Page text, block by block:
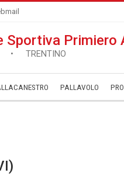
Sportiva Primiero
• TRENTINO
PALLAVOLO